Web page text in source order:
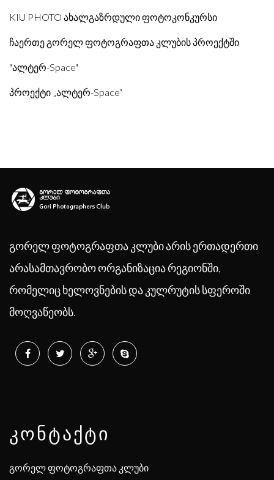
KIU PHOTO ახალგაზრდული ფოტოკონკურსი
ჩაერთე გორელ ფოტოგრაფთა კლუბის პროექტში
"ალტერ-Space"
პროექტი „ალტერ-Space“
გორელ ფოტოგრაფთა კლუბი არის ერთადერთი
არასამთავრობო ორგანიზაცია რეგიონში,
რომელიც ხელოვნების და კულრუტის სფეროში
მოღვაწეობს.
ᲙᲝᲜᲢᲐᲥᲢᲘ
გორელ ფოტოგრაფთა კლუბი